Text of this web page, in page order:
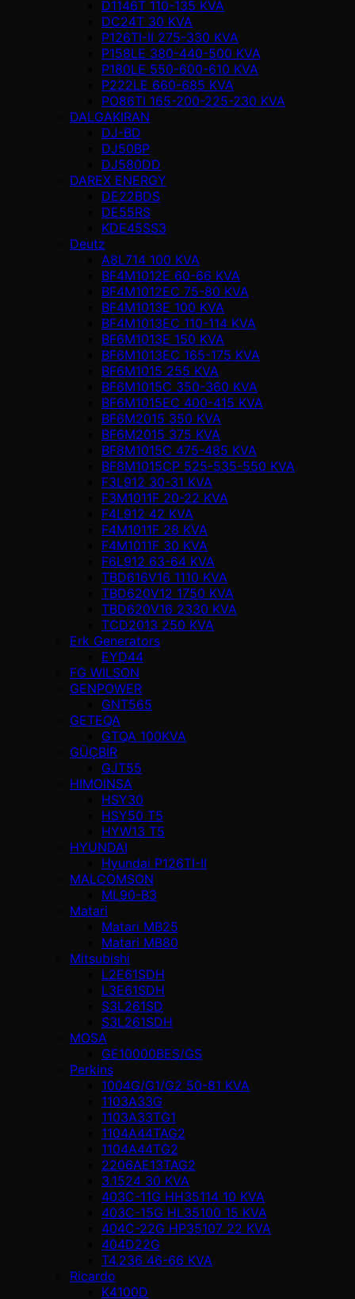
D1146T 110-135 KVA
DC24T 30 KVA
P126TI-II 275-330 KVA
P158LE 380-440-500 KVA
P180LE 550-600-610 KVA
P222LE 660-685 KVA
PO86TI 165-200-225-230 KVA
DALGAKIRAN
DJ-BD
DJ50BP
DJ580DD
DAREX ENERGY
DE22BDS
DE55RS
KDE45SS3
Deutz
A8L714 100 KVA
BF4M1012E 60-66 KVA
BF4M1012EC 75-80 KVA
BF4M1013E 100 KVA
BF4M1013EC 110-114 KVA
BF6M1013E 150 KVA
BF6M1013EC 165-175 KVA
BF6M1015 255 KVA
BF6M1015C 350-360 KVA
BF6M1015EC 400-415 KVA
BF6M2015 350 KVA
BF6M2015 375 KVA
BF8M1015C 475-485 KVA
BF8M1015CP 525-535-550 KVA
F3L912 30-31 KVA
F3M1011F 20-22 KVA
F4L912 42 KVA
F4M1011F 28 KVA
F4M1011F 30 KVA
F6L912 63-64 KVA
TBD616V16 1110 KVA
TBD620V12 1750 KVA
TBD620V16 2330 KVA
TCD2013 250 KVA
Erk Generators
EYD44
FG WILSON
GENPOWER
GNT565
GETEQA
GTQA 100KVA
GÜÇBİR
GJT55
HIMOINSA
HSY30
HSY50 T5
HYW13 T5
HYUNDAI
Hyundai P126TI-II
MALCOMSON
ML90-B3
Matari
Matari MB25
Matari MB80
Mitsubishi
L2E61SDH
L3E61SDH
S3L261SD
S3L261SDH
MOSA
GE10000BES/GS
Perkins
1004G/G1/G2 50-81 KVA
1103A33G
1103A33TG1
1104A44TAG2
1104A44TG2
2206AE13TAG2
3.1524 30 KVA
403C-11G HH35114 10 KVA
403C-15G HL35100 15 KVA
404C-22G HP35107 22 KVA
404D22G
T4.236 46-66 KVA
Ricardo
K4100D